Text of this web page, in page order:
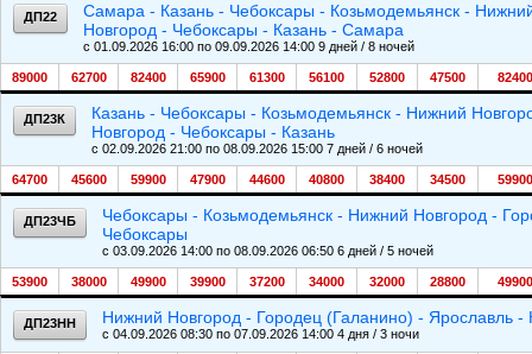
ДП22
Самара - Казань - Чебоксары - Козьмодемьянск -
Новгород - Чебоксары - Казань - Самара
c 01.09.2026 16:00 по 09.09.2026 14:00 9 дней / 8 ночей
89000 62700 82400 65900 61300 56100 52800 47500 82400
ДП23К
Казань - Чебоксары - Козьмодемьянск - Нижний
Новгород - Чебоксары - Казань
c 02.09.2026 21:00 по 08.09.2026 15:00 7 дней / 6 ночей
64700 45600 59900 47900 44600 40800 38400 34500 59900
ДП23ЧБ
Чебоксары - Козьмодемьянск - Нижний Новгород -
Чебоксары
c 03.09.2026 14:00 по 08.09.2026 06:50 6 дней / 5 ночей
53900 38000 49900 39900 37200 34000 32000 28800 49900
ДП23НН Нижний Новгород - Городец (Галанино) - Ярославль
c 04.09.2026 08:30 по 07.09.2026 14:00 4 дня / 3 ночи